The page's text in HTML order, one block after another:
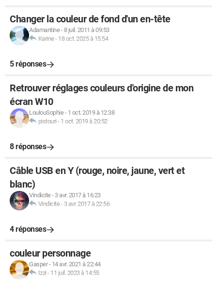
Changer la couleur de fond d'un en-tête
Adamantine-8 juil. 2011 à 09:53
Karine- 18 oct. 2025 à 15:54
5 réponses
Retrouver réglages couleurs d'origine de mon
écran W10
LoulouSophie- 1 oct. 2019 à 12:38
pistouri - 1 oct. 2019 à 20:52
8 réponses
Câble USB en Y (rouge, noire, jaune, vert et
blanc)
Vindicite- 3 avr. 2017 à 16:23
Vindicite- 3 avr. 2017 à 22:56
4 réponses
couleur personnage
Gasper- 14 avr. 2021 à 22:44
Izzi - 11 juil. 2023 à 14:55